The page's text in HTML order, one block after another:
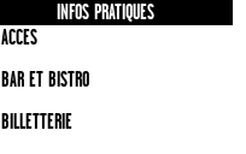
INFOS PRATIQUES
ACCES
BAR ET BISTRO
BILLETTERIE